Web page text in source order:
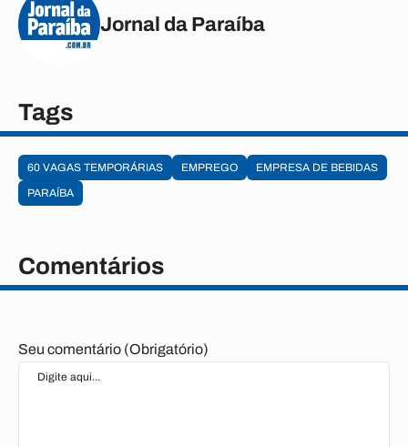
Jornal da Paraíba
Tags
60 VAGAS TEMPORÁRIAS EMPREGO
EMPRESA DE BEBIDAS
PARAÍBA
Comentários
Seu comentário (Obrigatório)